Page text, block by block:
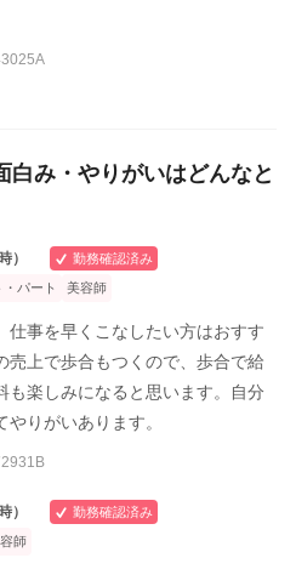
白み・やりがいはどんなと
）
勤務確認済み
パート 美容師
仕事を早くこなしたい方はおすす
売上で歩合もつくので、歩合で給
も楽しみになると思います。自分
りがいあります。
）
勤務確認済み
師